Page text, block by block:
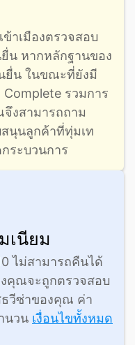
าเมืองตรวจสอบ
น หากหลักฐานของ
ยื่น ในขณะที่ยังมี
รวมการ
งสามารถถาม
นุนลูกค้าที่ทุ่มเท
ระบวนการ
เนียม
ไม่สามารถคืนได้
คุณจะถูกตรวจสอบ
ธวีซ่าของคุณ ค่า
นวน เงื่อนไขทั้งหมด